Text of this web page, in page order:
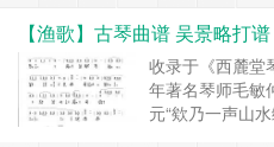
【渔歌】古琴曲谱 吴景略打
收录于《西麓堂
年著名琴师毛敏
元“欸乃一声山